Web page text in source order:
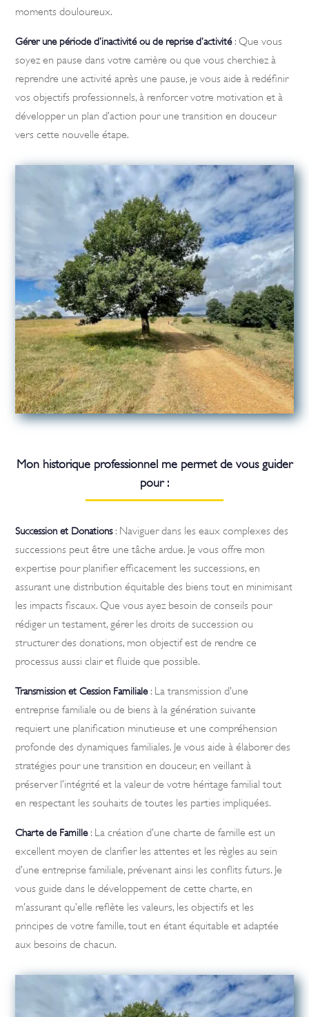
moments douloureux.
Gérer une période d’inactivité ou de reprise d’activité: Que vous
soyez en pause dans votre carrière ou que vous cherchiez à
reprendre une activité après une pause, je vous aide à redéfinir
vos objectifs professionnels, à renforcer votre motivation et à
développer un plan d’action pour une transition en douceur
vers cette nouvelle étape.
Mon historique professionnel me permet de vous guider
pour :
Succession et Donations: Naviguer dans les eaux complexes des
successions peut être une tâche ardue. Je vous offre mon
expertise pour planifier efficacement les successions, en
assurant une distribution équitable des biens tout en minimisant
les impacts fiscaux. Que vous ayez besoin de conseils pour
rédiger un testament, gérer les droits de succession ou
structurer des donations, mon objectif est de rendre ce
processus aussi clair et fluide que possible.
Transmission et Cession Familiale: La transmission d’une
entreprise familiale ou de biens à la génération suivante
requiert une planification minutieuse et une compréhension
profonde des dynamiques familiales. Je vous aide à élaborer des
stratégies pour une transition en douceur, en veillant à
préserver l’intégrité et la valeur de votre héritage familial tout
en respectant les souhaits de toutes les parties impliquées.
Charte de Famille: La création d’une charte de famille est un
excellent moyen de clarifier les attentes et les règles au sein
d’une entreprise familiale, prévenant ainsi les conflits futurs. Je
vous guide dans le développement de cette charte, en
m’assurant qu’elle reflète les valeurs, les objectifs et les
principes de votre famille, tout en étant équitable et adaptée
aux besoins de chacun.